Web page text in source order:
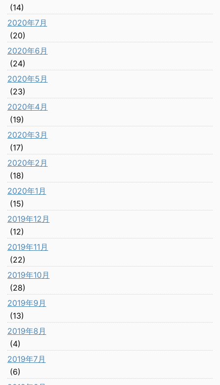
(14)
2020年7月
(20)
2020年6月
(24)
2020年5月
(23)
2020年4月
(19)
2020年3月
(17)
2020年2月
(18)
2020年1月
(15)
2019年12月
(12)
2019年11月
(22)
2019年10月
(28)
2019年9月
(13)
2019年8月
(4)
2019年7月
(6)